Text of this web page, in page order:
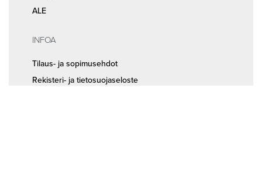
ALE
INFOA
Tilaus- ja sopimusehdot
Rekisteri- ja tietosuojaseloste